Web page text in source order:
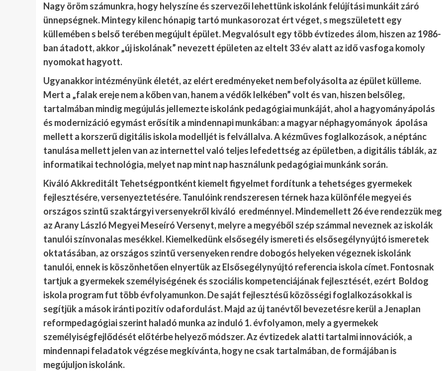
Nagy öröm számunkra, hogy helyszíne és szervezői lehettünk iskolánk felújítási munkáit záró
ünnepségnek. Mintegy kilenc hónapig tartó munkasorozat ért véget, s megszületett egy
küllemében s belső terében megújult épület. Megvalósult egy több évtizedes álom, hiszen az 1986-
ban átadott, akkor „új iskolának” nevezett épületen az eltelt 33 év alatt az idő vasfoga komoly
nyomokat hagyott.
Ugyanakkor intézményünk életét, az elért eredményeket nem befolyásolta az épület külleme.
Mert a „falak ereje nem a kőben van, hanem a védők lelkében” volt és van, hiszen belsőleg,
tartalmában mindig megújulás jellemezte iskolánk pedagógiai munkáját, ahol a hagyományápolás
és modernizáció egymást erősítik a mindennapi munkában: a magyar néphagyományok ápolása
mellett a korszerű digitális iskola modelljét is felvállalva. A kézműves foglalkozások, a néptánc
tanulása mellett jelen van az internettel való teljes lefedettség az épületben, a digitális táblák, az
informatikai technológia, melyet nap mint nap használunk pedagógiai munkánk során.
Kiváló Akkreditált Tehetségpontként kiemelt figyelmet fordítunk a tehetséges gyermekek
fejlesztésére, versenyeztetésére. Tanulóink rendszeresen térnek haza különféle megyei és
országos szintű szaktárgyi versenyekről kiváló eredménnyel. Mindemellett 26 éve rendezzük meg
az Arany László Megyei Meseíró Versenyt, melyre a megyéből szép számmal neveznek az iskolák
tanulói színvonalas mesékkel. Kiemelkedünk elsősegély ismereti és elsősegélynyújtó ismeretek
oktatásában, az országos szintű versenyeken rendre dobogós helyeken végeznek iskolánk
tanulói, ennek is köszönhetően elnyertük az Elsősegélynyújtó referencia iskola címet. Fontosnak
tartjuk a gyermekek személyiségének és szociális kompetenciájának fejlesztését, ezért Boldog
iskola program fut több évfolyamunkon. De saját fejlesztésű közösségi foglalkozásokkal is
segítjük a mások iránti pozitív odafordulást. Majd az új tanévtől bevezetésre kerül a Jenaplan
reformpedagógiai szerint haladó munka az induló 1. évfolyamon, mely a gyermekek
személyiségfejlődését előtérbe helyezőmódszer.Az évtizedek alatti tartalmi innovációk, a
mindennapi feladatok végzése megkívánta, hogy ne csak tartalmában, de formájában is
megújuljon iskolánk.